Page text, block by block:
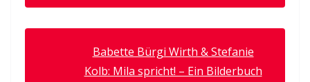
Babette Bürgi Wirth & Stefanie
Kolb: Mila spricht! – Ein Bilderbuch